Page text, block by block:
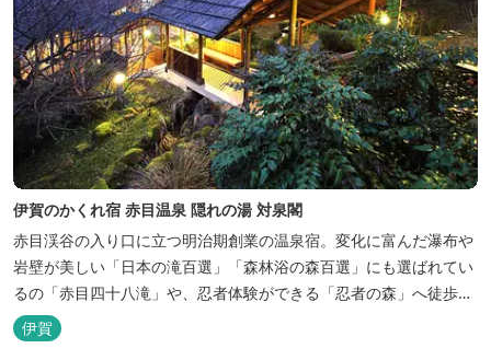
伊賀のかくれ宿 赤目温泉 隠れの湯 対泉閣
赤目渓谷の入り口に立つ明治期創業の温泉宿。変化に富んだ瀑布や
岩壁が美しい「日本の滝百選」「森林浴の森百選」にも選ばれてい
るの「赤目四十八滝」や、忍者体験ができる「忍者の森」へ徒歩５
分と観光にも好立地です。 地下１０００メートルから湧くアルカリ
性単純温泉はしっとり滑らかな肌触りで美肌効果も期待できます。
伊賀